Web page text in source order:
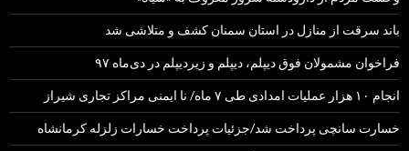
باند سرقت از منازل در استان سمنان کشف و متلاشی شد
فراخوان مشمولان فوق دیپلم، دیپلم و زیردیپلم در دی‌ماه ۹۷
انجام ۱۰ هزار عملیات امدادی طی ۷ ماه/ نا ایمنی مراکز تجاری شیراز
خسارت سانچی پرداخت شد/جزئیات پرداخت خسارات زلزله کرمانشاه